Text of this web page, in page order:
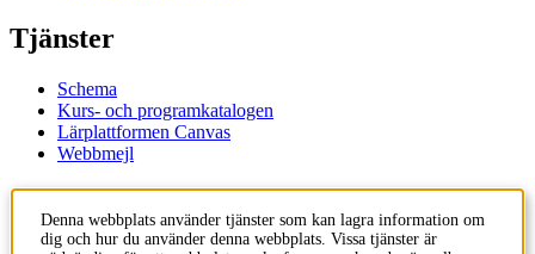
Tjänster
Schema
Kurs- och programkatalogen
Lärplattformen Canvas
Webbmejl
Kontakt
Denna webbplats använder tjänster som kan lagra information om
dig och hur du använder denna webbplats. Vissa tjänster är